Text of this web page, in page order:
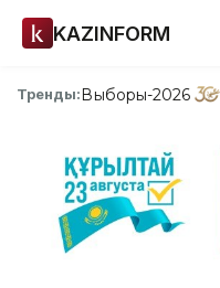
KAZINFORM
Тренды:Выборы-2026